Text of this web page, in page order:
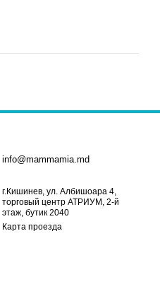
info@mammamia.md
г.Кишинев, ул. Албишоара 4,
торговый центр АТРИУМ, 2-й
этаж, бутик 2040
Карта проезда